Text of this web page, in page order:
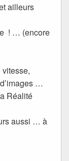
ailleurs
! … (encore
…
Réalité
aussi … à